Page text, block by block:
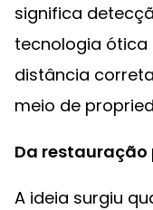
significa
tecnologia ótica
distância
meio de
Da
A ideia surgiu